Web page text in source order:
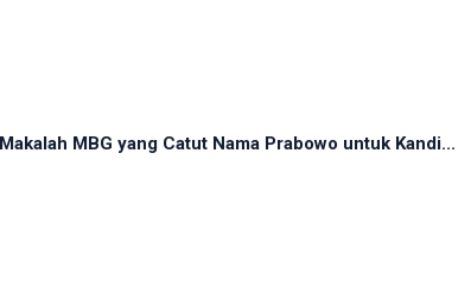
MBG yang Catut Nama Prabowo untuk Kandi...